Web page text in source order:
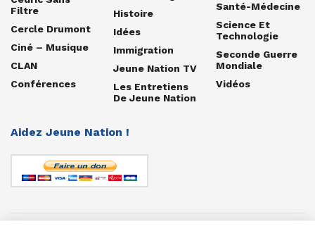
Filtre
Cercle Drumont
Ciné – Musique
CLAN
Conférences
Histoire
Idées
Immigration
Jeune Nation TV
Les Entretiens
De Jeune Nation
Santé-Médecine
Science Et
Technologie
Seconde Guerre
Mondiale
Vidéos
Aidez Jeune Nation !